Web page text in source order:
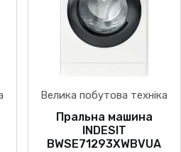
Велика побутова техніка
Пральна машина
INDESIT
BWSE71293XWBVUA